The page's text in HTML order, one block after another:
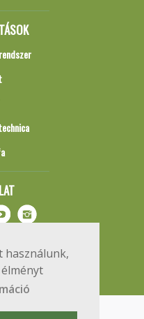
használunk,